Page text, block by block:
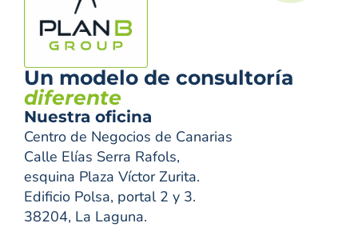
Un modelo de consultoría
diferente
Nuestra oficina
Centro de Negocios de Canarias
Calle Elías Serra Rafols,
esquina Plaza Víctor Zurita.
Edificio Polsa, portal 2 y 3.
38204, La Laguna.